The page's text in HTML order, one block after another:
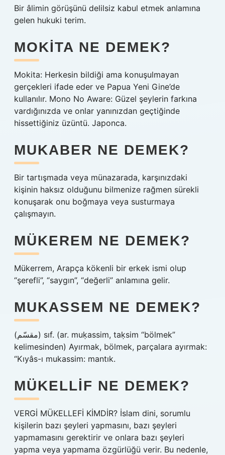
Bir âlimin görüşünü delilsiz kabul etmek anlamına
gelen hukuki terim.
MOKITA NE DEMEK?
Mokita: Herkesin bildiği ama konuşulmayan
gerçekleri ifade eder ve Papua Yeni Gine’de
kullanılır. Mono No Aware: Güzel şeylerin farkına
vardığınızda ve onlar yanınızdan geçtiğinde
hissettiğiniz üzüntü. Japonca.
MUKABER NE DEMEK?
Bir tartışmada veya münazarada, karşınızdaki
kişinin haksız olduğunu bilmenize rağmen sürekli
konuşarak onu boğmaya veya susturmaya
çalışmayın.
MÜKEREM NE DEMEK?
Mükerrem, Arapça kökenli bir erkek ismi olup
“şerefli”, “saygın”, “değerli” anlamına gelir.
MUKASSEM NE DEMEK?
(ﻣﻘﺴّﻢ) sıf. (ar. muḳassim, taḳsіm “bölmek”
kelimesinden) Ayırmak, bölmek, parçalara ayırmak:
“Kıyâs-ı mukassim: mantık.
MÜKELLIF NE DEMEK?
VERGİ MÜKELLEFİ KİMDİR? İslam dini, sorumlu
kişilerin bazı şeyleri yapmasını, bazı şeyleri
yapmamasını gerektirir ve onlara bazı şeyleri
yapma veya yapmama özgürlüğü verir. Bu nedenle,